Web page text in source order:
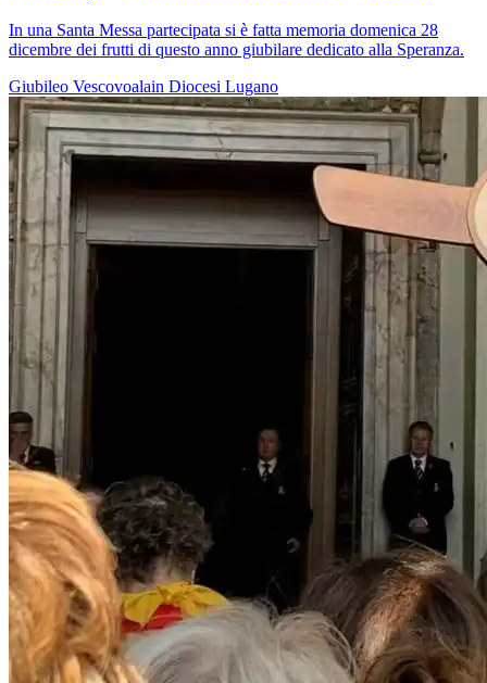
In una Santa Messa partecipata si è fatta memoria domenica 28
dicembre dei frutti di questo anno giubilare dedicato alla Speranza.
Giubileo Vescovoalain Diocesi Lugano